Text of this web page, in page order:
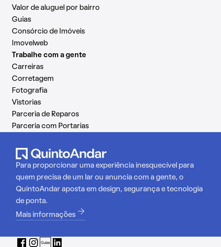
Valor de aluguel por bairro
Guias
Consórcio de Imóveis
Imovelweb
Trabalhe com a gente
Carreiras
Corretagem
Fotografia
Vistorias
Parceria de Reparos
Parceria com Portarias
Para proporcionar uma experiência inesquecível para
quem precisa de um lar ou anuncia com a gente, o
QuintoAndar aposta em design, segurança e tecnologia
de ponta.
Mais informações